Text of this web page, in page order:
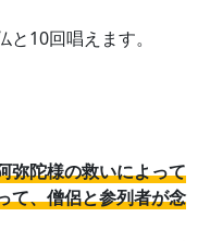
10回唱えます。
弥陀様の救いによって
て、僧侶と参列者が念